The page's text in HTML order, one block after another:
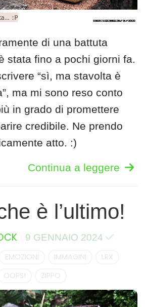
di una battuta
stata fino a pochi giorni fa.
“sì, ma stavolta è
ma mi sono reso conto
in grado di promettere
credibile. Ne prendo
atto. :)
Continua a leggere
è l’ultimo!
9 GENNAIO 2024
EMOZIONI IMMAGINI
LRX
OOPS!
ZIPPO